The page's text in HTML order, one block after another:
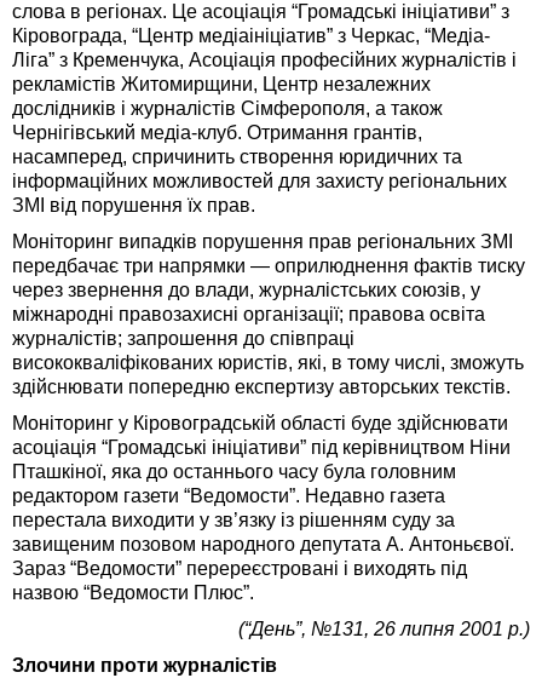
слова в регіонах. Це асоціація “Громадські ініціативи” з
Кіровограда, “Центр медіаініціатив” з Черкас, “Медіа-
Ліга” з Кременчука, Асоціація професійних журналістів і
рекламістів Житомирщини, Центр незалежних
дослідників і журналістів Сімферополя, а також
Чернігівський медіа-клуб. Отримання грантів,
насамперед, спричинить створення юридичних та
інформаційних можливостей для захисту регіональних
ЗМІ від порушення їх прав.
Моніторинг випадків порушення прав регіональних ЗМІ
передбачає три напрямки — оприлюднення фактів тиску
через звернення до влади, журналістських союзів, у
міжнародні правозахисні організації; правова освіта
журналістів; запрошення до співпраці
висококваліфікованих юристів, які, в тому числі, зможуть
здійснювати попередню експертизу авторських текстів.
Моніторинг у Кіровоградській області буде здійснювати
асоціація “Громадські ініціативи” під керівництвом Ніни
Пташкіної, яка до останнього часу була головним
редактором газети “Ведомости”. Недавно газета
перестала виходити у зв’язку із рішенням суду за
завищеним позовом народного депутата А. Антоньєвої.
Зараз “Ведомости” перереєстровані і виходять під
назвою “Ведомости Плюс”.
(“День”, №131, 26 липня 2001 р.)
Злочини проти журналістів